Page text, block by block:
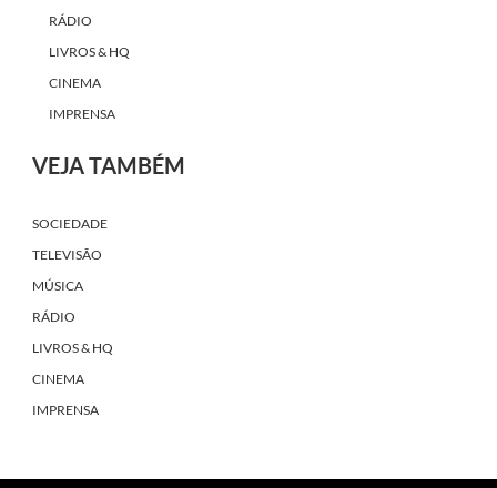
RÁDIO
LIVROS & HQ
CINEMA
IMPRENSA
VEJA TAMBÉM
SOCIEDADE
TELEVISÃO
MÚSICA
RÁDIO
LIVROS & HQ
CINEMA
IMPRENSA